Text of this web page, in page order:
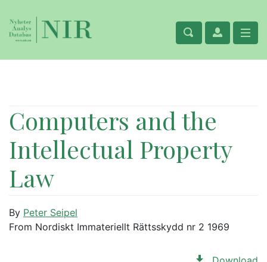
Computers and the
Intellectual Property
Law
By Peter Seipel
From Nordiskt Immateriellt Rättsskydd nr 2 1969